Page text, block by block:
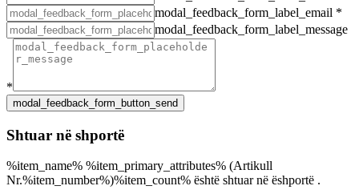
modal_feedback_form_label_email *
modal_feedback_form_label_message
*
Shtuar në shportë
%item_name% %item_primary_attributes% (Artikull
Nr.%item_number%)%item_count% është shtuar në ëshportë .